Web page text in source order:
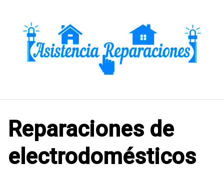
contenido
Reparaciones de
electrodomésticos